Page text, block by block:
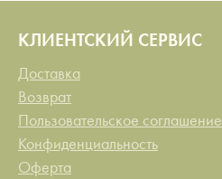
КЛИЕНТСКИЙ СЕРВИС
Доставка
Возврат
Пользовательское соглашение
Конфиденциальность
Оферта